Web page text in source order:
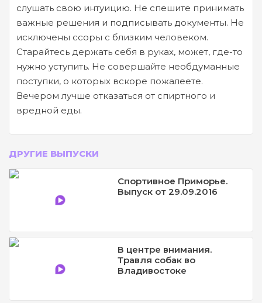
слушать свою интуицию. Не спешите принимать
важные решения и подписывать документы. Не
исключены ссоры с близким человеком.
Старайтесь держать себя в руках, может, где-то
нужно уступить. Не совершайте необдуманные
поступки, о которых вскоре пожалеете.
Вечером лучше отказаться от спиртного и
вредной еды.
ДРУГИЕ ВЫПУСКИ
Спортивное Приморье.
Выпуск от 29.09.2016
В центре внимания.
Травля собак во
Владивостоке